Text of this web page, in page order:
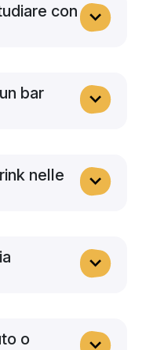
con
bar
nelle
o